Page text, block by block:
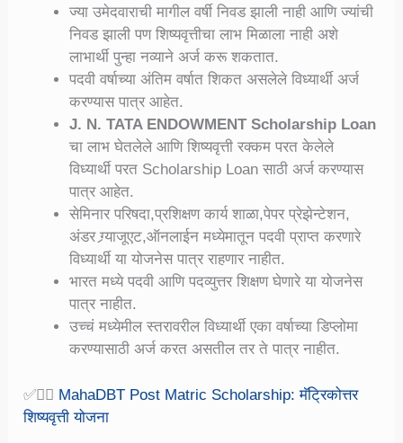
ज्या उमेदवाराची मागील वर्षी निवड झाली नाही आणि ज्यांची
निवड झाली पण शिष्यवृत्तीचा लाभ मिळाला नाही अशे
लाभार्थी पुन्हा नव्याने अर्ज करू शकतात.
पदवी वर्षाच्या अंतिम वर्षात शिकत असलेले विध्यार्थी अर्ज
करण्यास पात्र आहेत.
J. N. TATA ENDOWMENT Scholarship Loan
चा लाभ घेतलेले आणि शिष्यवृत्ती रक्कम परत केलेले
विध्यार्थी परत Scholarship Loan साठी अर्ज करण्यास
पात्र आहेत.
सेमिनार परिषदा,प्रशिक्षण कार्य शाळा,पेपर प्रेझेन्टेशन,
अंडर ग्र्याजूएट,ऑनलाईन मध्येमातून पदवी प्राप्त करणारे
विध्यार्थी या योजनेस पात्र राहणार नाहीत.
भारत मध्ये पदवी आणि पदव्युत्तर शिक्षण घेणारे या योजनेस
पात्र नाहीत.
उच्चं मध्येमील स्तरावरील विध्यार्थी एका वर्षाच्या डिप्लोमा
करण्यासाठी अर्ज करत असतील तर ते पात्र नाहीत.
✅👉🏻 MahaDBT Post Matric Scholarship: मॅट्रिकोत्तर
शिष्यवृत्ती योजना